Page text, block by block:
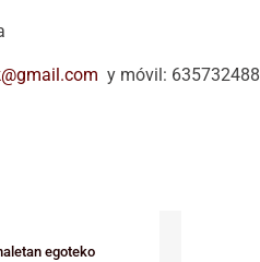
y móvil: 635732488
egoteko